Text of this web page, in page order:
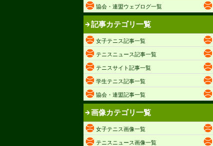
協会・連盟ウェブログ一覧
記事カテゴリ一覧
女子テニス記事一覧
テニスニュース記事一覧
テニスサイト記事一覧
学生テニス記事一覧
協会・連盟記事一覧
画像カテゴリ一覧
女子テニス画像一覧
テニスニュース画像一覧